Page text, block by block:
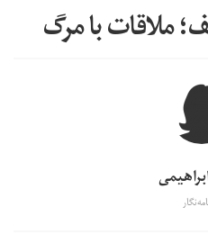
ملاقات با مرگ